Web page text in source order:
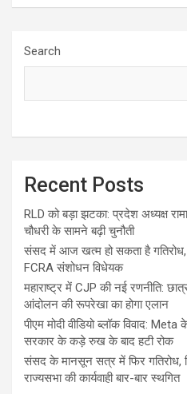
Search
Recent Posts
RLD को बड़ा झटका: प्रदेश अध्यक्ष
चौधरी के सामने बढ़ी चुनौती
संसद में आज खत्म हो सकता है
FCRA संशोधन विधेयक
महाराष्ट्र में CJP की नई रणनीति:
आंदोलन की रूपरेखा का होगा एलान
पीएम मोदी वीडियो ब्लॉक विवाद:
सरकार के कड़े रुख के बाद हटी रोक
संसद के मानसून सत्र में फिर गतिरोध,
राज्यसभा की कार्यवाही बार-बार स्थगित